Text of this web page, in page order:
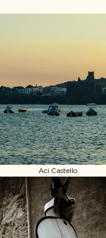
Aci Castello